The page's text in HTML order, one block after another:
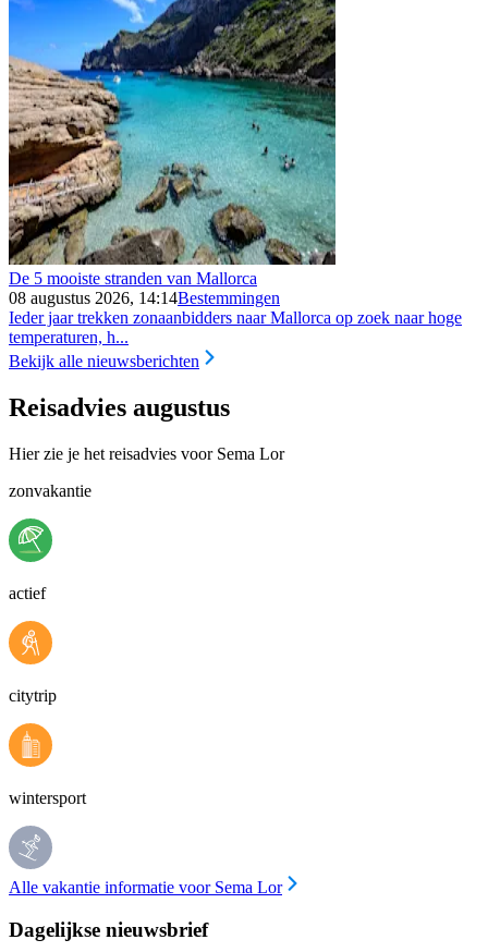
De 5 mooiste stranden van Mallorca
08 augustus 2026, 14:14Bestemmingen
Ieder jaar trekken zonaanbidders naar Mallorca op zoek naar hoge
temperaturen, h...
Bekijk alle nieuwsberichten
Reisadvies augustus
Hier zie je het reisadvies voor Sema Lor
zonvakantie
actief
citytrip
wintersport
Alle vakantie informatie voor Sema Lor
Dagelijkse nieuwsbrief